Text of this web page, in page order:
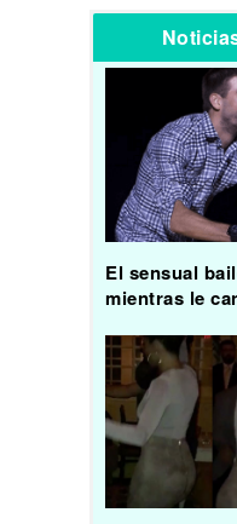
El sensual
mientras le